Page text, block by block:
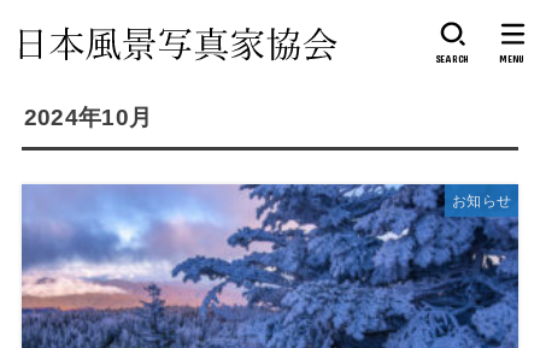
SEARCH MENU
2024年10月
お知らせ